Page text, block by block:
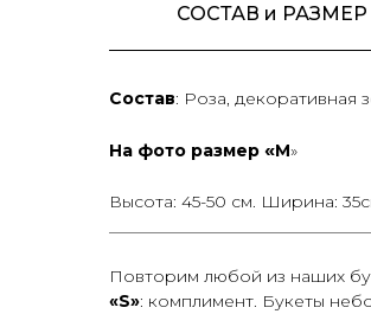
СОСТАВ и РАЗМЕР
Состав: Роза, декоративная
На фото размер «M»
Высота: 45-50 см. Ширина:
Повторим любой из наших
«S»: комплимент. Букеты